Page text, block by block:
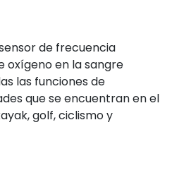
de frecuencia
oxígeno en la sangre
las funciones de
que se encuentran en el
golf, ciclismo y